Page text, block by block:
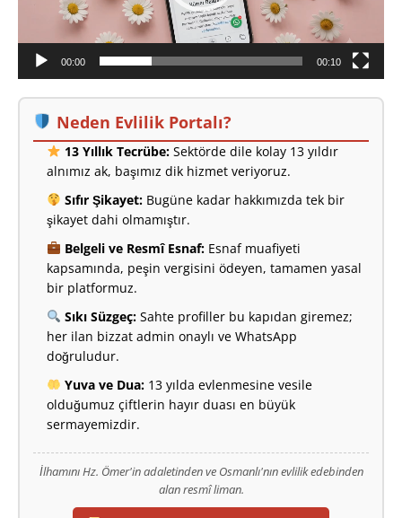
00:00 00:10
Neden Evlilik Portalı?
13 Yıllık Tecrübe:Sektörde dile kolay 13 yıldır
alnımız ak, başımız dik hizmet veriyoruz.
Sıfır Şikayet:Bugüne kadar hakkımızda tek bir
şikayet dahi olmamıştır.
Belgeli ve Resmî Esnaf:Esnaf muafiyeti
kapsamında, peşin vergisini ödeyen, tamamen yasal
bir platformuz.
Sıkı Süzgeç:Sahte profiller bu kapıdan giremez;
her ilan bizzat admin onaylı ve WhatsApp
doğruludur.
Yuva ve Dua:13 yılda evlenmesine vesile
olduğumuz çiftlerin hayır duası en büyük
sermayemizdir.
İlhamını Hz. Ömer'in adaletinden ve Osmanlı'nın evlilik edebinden
alan resmî liman.